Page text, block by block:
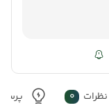
نظرات 0